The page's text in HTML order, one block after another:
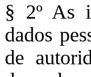
§ 2º As
dados
de